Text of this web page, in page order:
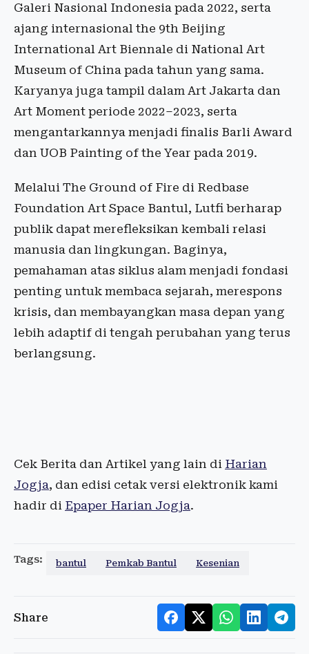
Galeri Nasional Indonesia pada 2022, serta
ajang internasional the 9th Beijing
International Art Biennale di National Art
Museum of China pada tahun yang sama.
Karyanya juga tampil dalam Art Jakarta dan
Art Moment periode 2022–2023, serta
mengantarkannya menjadi finalis Barli Award
dan UOB Painting of the Year pada 2019.
Melalui The Ground of Fire di Redbase
Foundation Art Space Bantul, Lutfi berharap
publik dapat merefleksikan kembali relasi
manusia dan lingkungan. Baginya,
pemahaman atas siklus alam menjadi fondasi
penting untuk membaca sejarah, merespons
krisis, dan membayangkan masa depan yang
lebih adaptif di tengah perubahan yang terus
berlangsung.
Cek Berita dan Artikel yang lain di Harian
Jogja, dan edisi cetak versi elektronik kami
hadir di Epaper Harian Jogja.
Tags: bantul Pemkab Bantul Kesenian
Share